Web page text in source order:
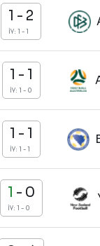
1 - 2
İY: 1 - 1
1 - 1
İY: 1 - 0
1 - 1
İY: 1 - 1
1 - 0
İY: 1 - 0